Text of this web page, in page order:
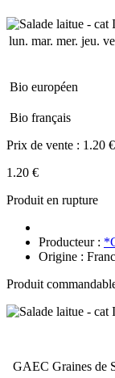
lun. mar. mer. jeu.
Bio européen
Bio français
Prix de vente : 1.20
1.20 €
Produit en rupture
Producteur :
Origine :
Produit
GAEC Graines de